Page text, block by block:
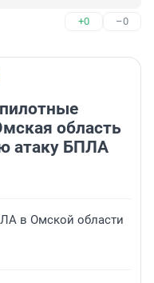
+0 –0
область
атаку БПЛА
в Омской области